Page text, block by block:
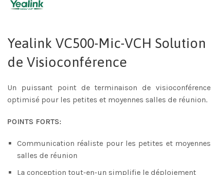
Yealink VC500-Mic-VCH Solution
de Visioconférence
Un puissant point de terminaison de visioconférence
optimisé pour les petites et moyennes salles de réunion.
POINTS FORTS:
Communication réaliste pour les petites et moyennes
salles de réunion
La conception tout-en-un simplifie le déploiement